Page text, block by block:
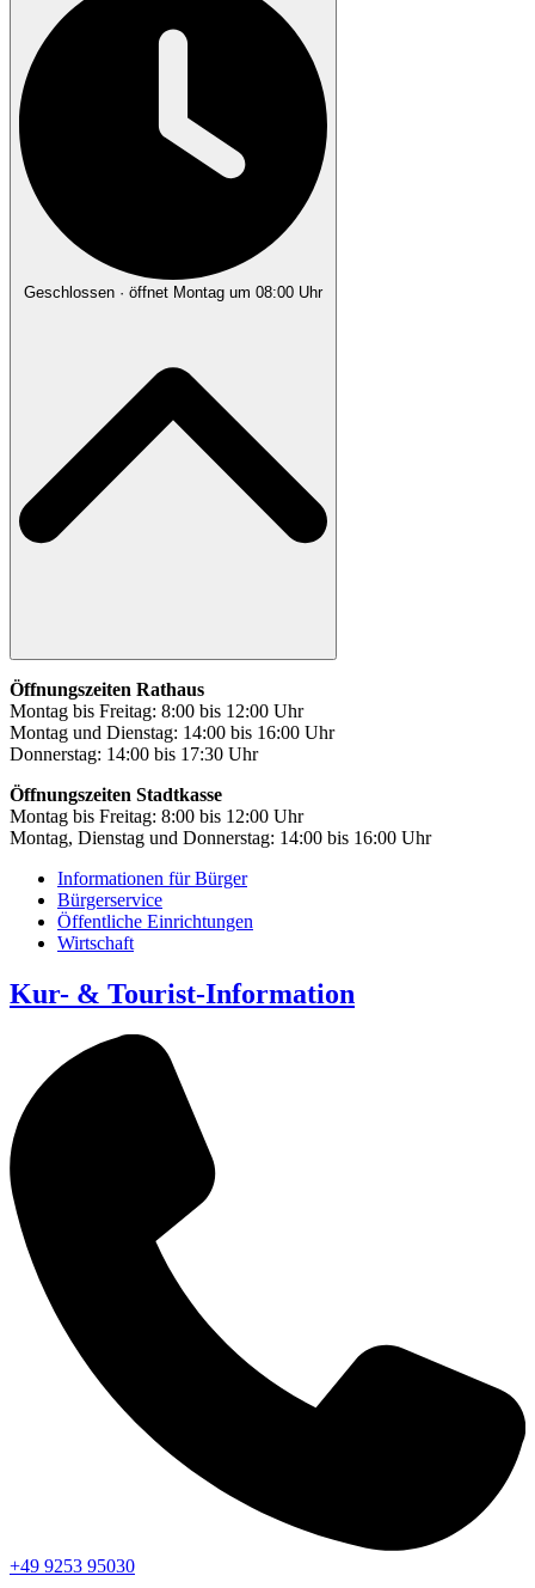
Geschlossen · öffnet Montag um 08:00 Uhr
Öffnungszeiten Rathaus
Montag bis Freitag: 8:00 bis 12:00 Uhr
Montag und Dienstag: 14:00 bis 16:00 Uhr
Donnerstag: 14:00 bis 17:30 Uhr
Öffnungszeiten Stadtkasse
Montag bis Freitag: 8:00 bis 12:00 Uhr
Montag, Dienstag und Donnerstag: 14:00 bis 16:00 Uhr
Informationen für Bürger
Bürgerservice
Öffentliche Einrichtungen
Wirtschaft
Kur- & Tourist-Information
+49 9253 95030